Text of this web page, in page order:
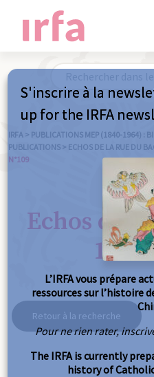
IRFA > PUBLICATIONS MEP (1840-1964) :
PUBLICATIONS > ECHOS DE LA RUE DU
N°109
Echos de
1926
Retour à la recherche
S'inscrire à la
up for the IRFA
L’IRFA vous prépare
ressources sur l’histoire
Pour ne rien rater,
The IRFA is currently
history of